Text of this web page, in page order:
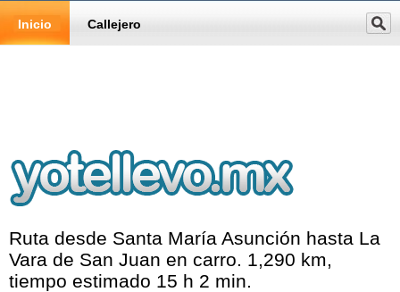
Inicio Callejero
Ruta desde Santa María Asunción hasta La
Vara de San Juan en carro. 1,290 km,
tiempo estimado 15 h 2 min.